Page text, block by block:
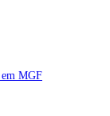
psicólogo e
do ouvido com
em MGF